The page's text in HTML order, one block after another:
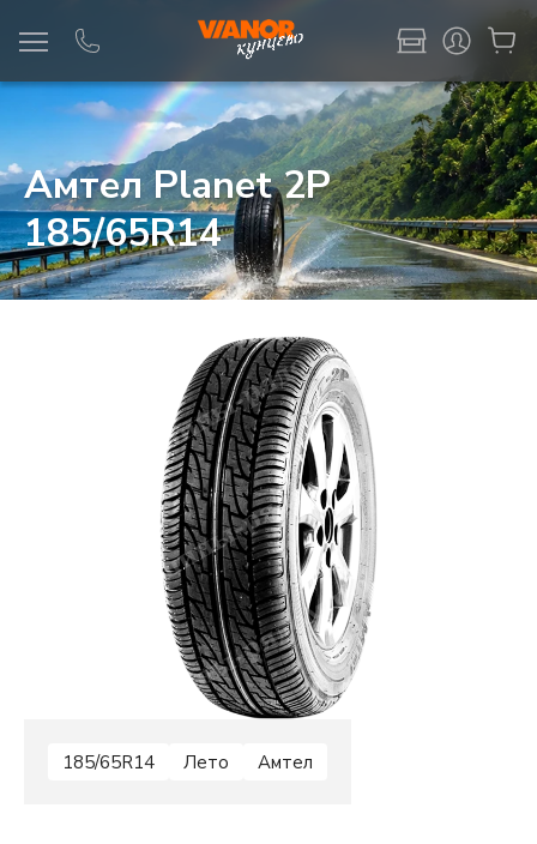
Амтел Planet 2P
185/65R14
185/65R14 Лето Амтел
Информация Фото товара